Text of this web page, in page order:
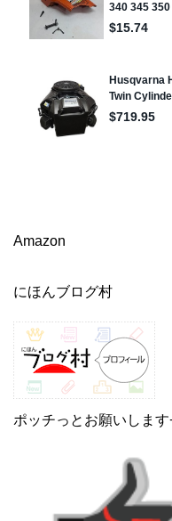
Amazon
にほんブログ村
ポッチっとお願いします